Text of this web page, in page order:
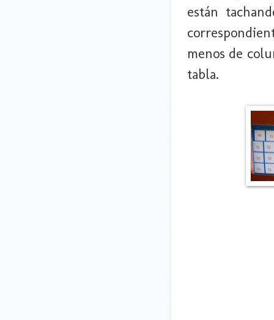
están
menos de
tabla.